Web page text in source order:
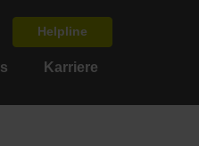
Helpline
Karriere